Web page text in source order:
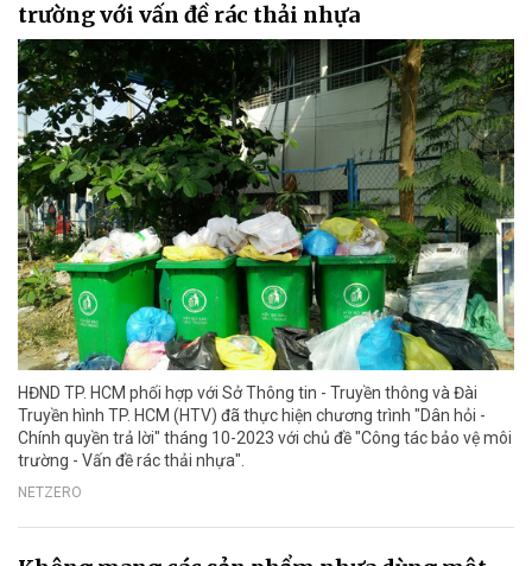
trường với vấn đề rác thải nhựa
HĐND TP. HCM phối hợp với Sở Thông tin - Truyền thông và Đài
Truyền hình TP. HCM (HTV) đã thực hiện chương trình "Dân hỏi -
Chính quyền trả lời" tháng 10-2023 với chủ đề "Công tác bảo vệ môi
trường - Vấn đề rác thải nhựa".
NETZERO